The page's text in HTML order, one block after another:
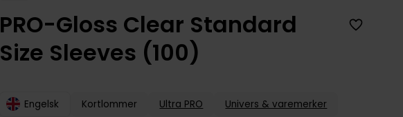
PRO-Gloss Clear Standard
Size Sleeves (100)
Engelsk Kortlommer Ultra PRO
Univers & varemerker